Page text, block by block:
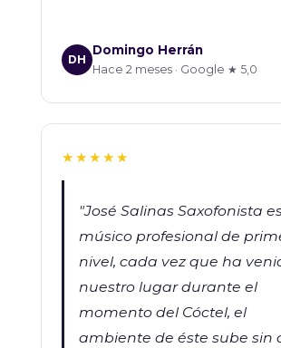
DH
Domingo Herrán
Hace 2 meses · Google ★ 5,0
★★★★★
"José Salinas Saxofonista
músico profesional de
nivel, cada vez que ha
nuestro lugar durante el
momento del Cóctel, el
ambiente de éste sube sin